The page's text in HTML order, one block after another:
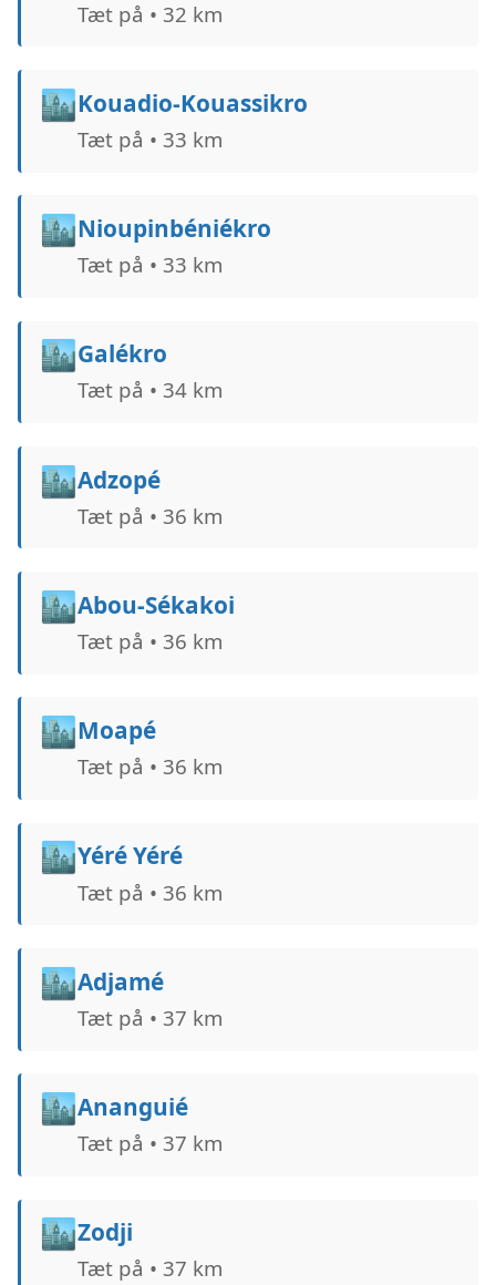
Tæt på • 32 km
🏙️Kouadio-Kouassikro
Tæt på • 33 km
🏙️Nioupinbéniékro
Tæt på • 33 km
🏙️Galékro
Tæt på • 34 km
🏙️Adzopé
Tæt på • 36 km
🏙️Abou-Sékakoi
Tæt på • 36 km
🏙️Moapé
Tæt på • 36 km
🏙️Yéré Yéré
Tæt på • 36 km
🏙️Adjamé
Tæt på • 37 km
🏙️Ananguié
Tæt på • 37 km
🏙️Zodji
Tæt på • 37 km